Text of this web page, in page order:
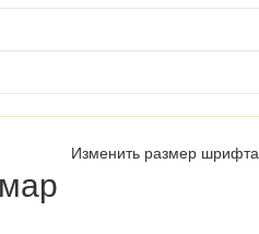
Изменить размер шрифта